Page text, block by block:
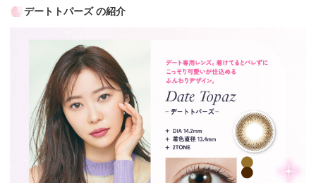
デートトパーズ の紹介